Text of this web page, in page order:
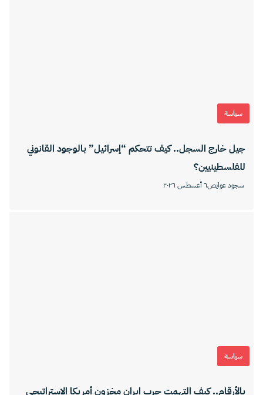
سياسة
جيل خارج السجل.. كيف تتحكم “إسرائيل” بالوجود القانوني
للفلسطينيين؟
سجود عوايص٦ أغسطس ٢٠٢٦
سياسة
بالأرقام.. كيف التهمت حرب إيران مخزون أمريكا الاستراتيجي